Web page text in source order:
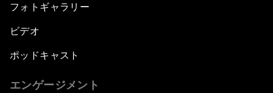
フォトギャラリー
ビデオ
ポッドキャスト
エンゲージメント